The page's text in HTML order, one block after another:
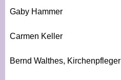
Gaby Hammer
Carmen Keller
Bernd Walthes, Kirchenpfleger